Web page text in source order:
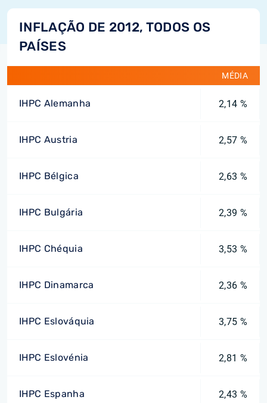
INFLAÇÃO DE 2012, TODOS OS
PAÍSES
MÉDIA
IHPC Alemanha 2,14 %
IHPC Austria 2,57 %
IHPC Bélgica 2,63 %
IHPC Bulgária 2,39 %
IHPC Chéquia 3,53 %
IHPC Dinamarca 2,36 %
IHPC Eslováquia 3,75 %
IHPC Eslovénia 2,81 %
IHPC Espanha 2,43 %